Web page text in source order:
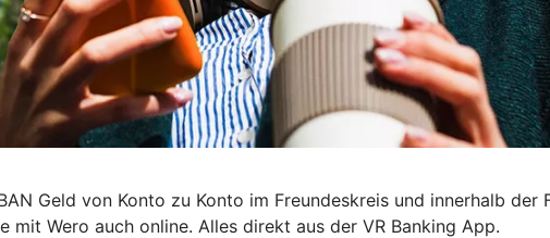
Geld von Konto zu Konto im Freundeskreis und innerhalb
Wero auch online. Alles direkt aus der VR Banking App.